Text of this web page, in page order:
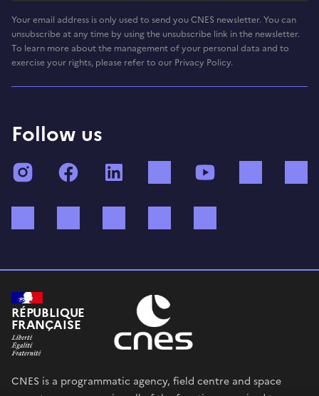
Your email address is only used to send you CNES newsletter. You can
unsubscribe at any time by using the unsubscribe link in the newsletter.
To learn more about the management of your personal data and to
exercise your rights, please refer to our Privacy Policy.
Follow us
InstagramFacebook TikTok
RÉPUBLIQUE
FRANÇAISE
CNES is a programmatic agency, field centre and space